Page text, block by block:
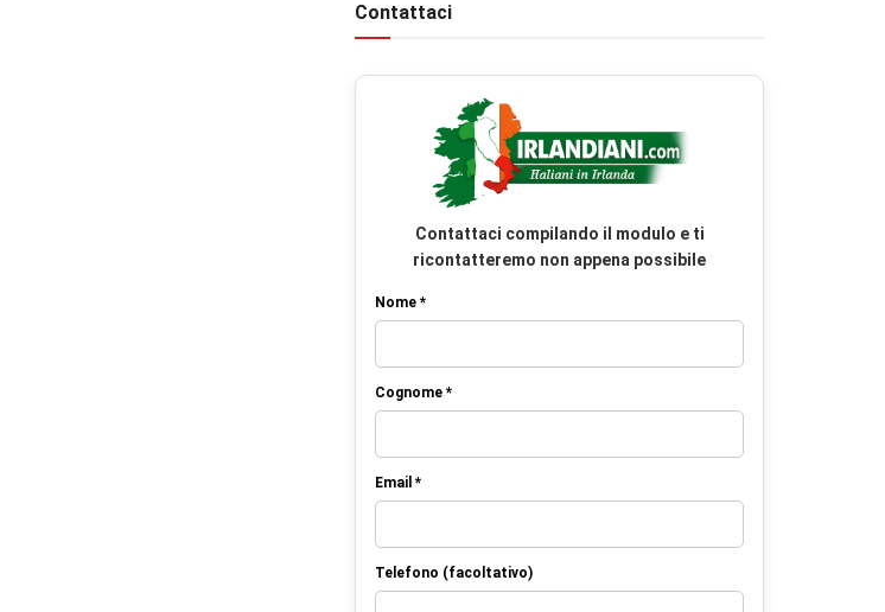
Contattaci
Contattaci compilando il modulo e ti
ricontatteremo non appena possibile
Nome *
Cognome *
Email *
Telefono (facoltativo)